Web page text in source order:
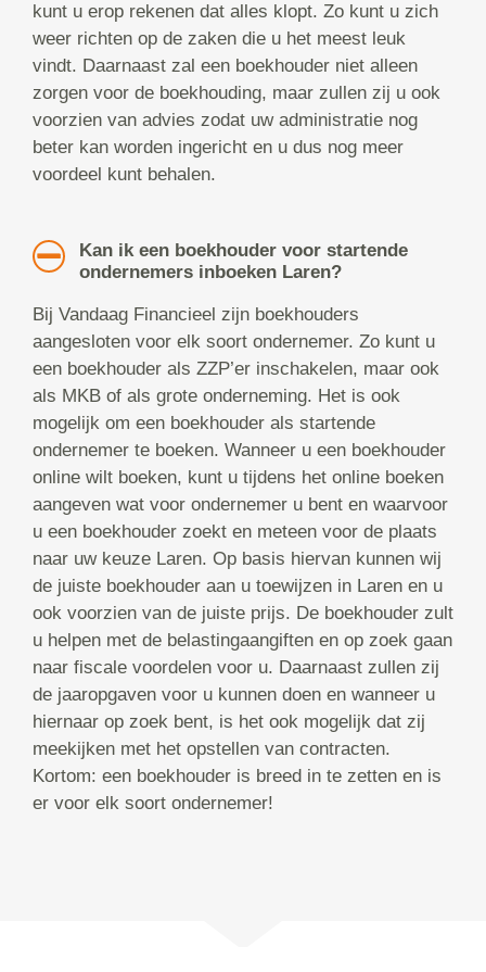
kunt u erop rekenen dat alles klopt. Zo kunt u zich
weer richten op de zaken die u het meest leuk
vindt. Daarnaast zal een boekhouder niet alleen
zorgen voor de boekhouding, maar zullen zij u ook
voorzien van advies zodat uw administratie nog
beter kan worden ingericht en u dus nog meer
voordeel kunt behalen.
Kan ik een boekhouder voor startende
ondernemers inboeken Laren?
Bij Vandaag Financieel zijn boekhouders
aangesloten voor elk soort ondernemer. Zo kunt u
een boekhouder als ZZP’er inschakelen, maar ook
als MKB of als grote onderneming. Het is ook
mogelijk om een boekhouder als startende
ondernemer te boeken. Wanneer u een boekhouder
online wilt boeken, kunt u tijdens het online boeken
aangeven wat voor ondernemer u bent en waarvoor
u een boekhouder zoekt en meteen voor de plaats
naar uw keuze Laren. Op basis hiervan kunnen wij
de juiste boekhouder aan u toewijzen in Laren en u
ook voorzien van de juiste prijs. De boekhouder zult
u helpen met de belastingaangiften en op zoek gaan
naar fiscale voordelen voor u. Daarnaast zullen zij
de jaaropgaven voor u kunnen doen en wanneer u
hiernaar op zoek bent, is het ook mogelijk dat zij
meekijken met het opstellen van contracten.
Kortom: een boekhouder is breed in te zetten en is
er voor elk soort ondernemer!